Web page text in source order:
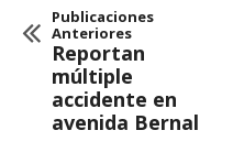
Publicaciones
Anteriores
Reportan
múltiple
accidente en
avenida Bernal